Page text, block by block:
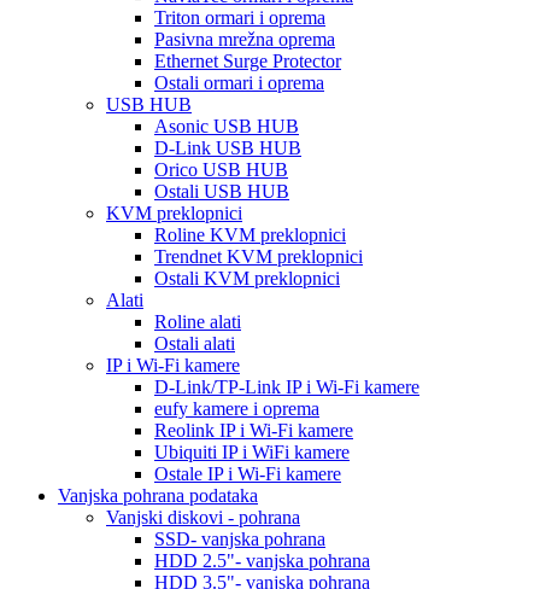
Triton ormari i oprema
Pasivna mrežna oprema
Ethernet Surge Protector
Ostali ormari i oprema
USB HUB
Asonic USB HUB
D-Link USB HUB
Orico USB HUB
Ostali USB HUB
KVM preklopnici
Roline KVM preklopnici
Trendnet KVM preklopnici
Ostali KVM preklopnici
Alati
Roline alati
Ostali alati
IP i Wi-Fi kamere
D-Link/TP-Link IP i Wi-Fi kamere
eufy kamere i oprema
Reolink IP i Wi-Fi kamere
Ubiquiti IP i WiFi kamere
Ostale IP i Wi-Fi kamere
Vanjska pohrana podataka
Vanjski diskovi - pohrana
SSD- vanjska pohrana
HDD 2.5"- vanjska pohrana
HDD 3.5"- vanjska pohrana